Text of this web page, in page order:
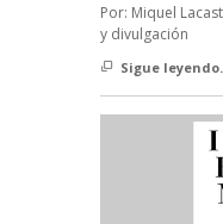
Por: Miquel
y divulgación
Sigue